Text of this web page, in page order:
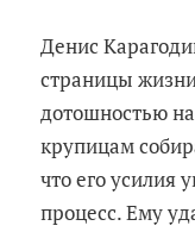
Денис
страницы
дотошностью
крупицам
что его усилия
процесс. Ему